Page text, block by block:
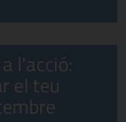
l'acció:
el teu